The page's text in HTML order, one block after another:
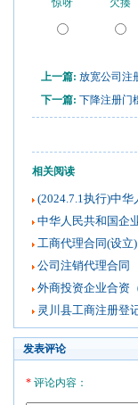
惊呀 欠揍
上一篇: 放宽公司注
下一篇: 下降注册门
相关阅读
(2024.7.1执行)中
中华人民共和国企
工商代理合同(设立)
公司注销代理合同
外商投资企业合资
灵川县工商注册登
发表评论
*评论内容：